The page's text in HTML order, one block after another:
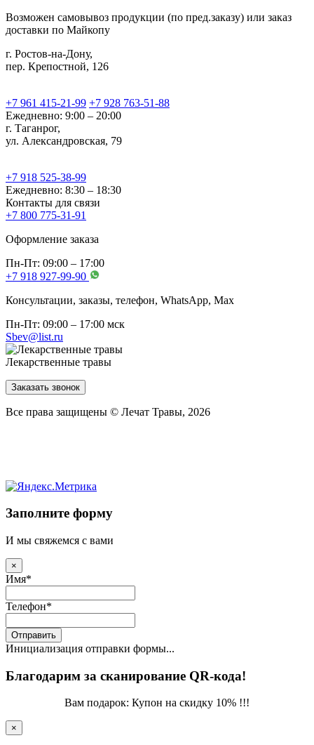
Возможен самовывоз продукции (по пред.заказу) или заказ
доставки по Майкопу
г. Ростов-на-Дону,
пер. Крепостной, 126
+7 961 415-21-99 +7 928 763-51-88
Ежедневно: 9:00 – 20:00
г. Таганрог,
ул. Александровская, 79
+7 918 525-38-99
Ежедневно: 8:30 – 18:30
Контакты для связи
+7 800 775-31-91
Оформление заказа
Пн-Пт: 09:00 – 17:00
+7 918 927-99-90
Консультации, заказы, телефон, WhatsApp, Мах
Пн-Пт: 09:00 – 17:00 мск
Sbev@list.ru
Лекарственные травы
Заказать звонок
Все права защищены © Лечат Травы, 2026
Заполните форму
И мы свяжемся с вами
×
Имя*
Телефон*
Отправить
Инициализация отправки формы...
Благодарим за сканирование QR-кода!
Вам подарок: Купон на скидку 10% !!!
×